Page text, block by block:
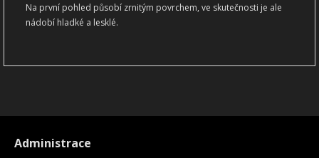
Na první pohled působí zrnitým povrchem, ve skutečnosti je ale
nádobí hladké a lesklé.
Administrace